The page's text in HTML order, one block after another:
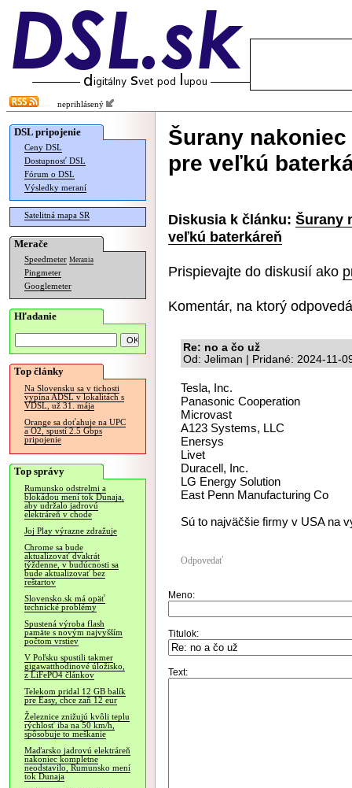
neprihlásený
DSL pripojenie
Ceny DSL
Dostupnosť DSL
Fórum o DSL
Výsledky meraní
Satelitná mapa SR
Merače
Speedmeter Merania
Pingmeter
Googlemeter
Hľadanie
Top články
Na Slovensku sa v tichosti
vypína ADSL v lokalitách s
VDSL, už 31. mája
Orange sa doťahuje na UPC
a O2, spustí 2.5 Gbps
pripojenie
Top správy
Rumunsko odstrelmi a
blokádou mení tok Dunaja,
aby udržalo jadrovú
elektráreň v chode
Joj Play výrazne zdražuje
Chrome sa bude
aktualizovať dvakrát
týždenne, v budúcnosti sa
bude aktualizovať bez
reštartov
Slovensko.sk má opäť
technické problémy
Spustená výroba flash
pamäte s novým najvyšším
počtom vrstiev
V Poľsku spustili takmer
gigawatthodinové úložisko,
z LiFePO4 článkov
Telekom pridal 12 GB balík
pre Easy, chce zaň 12 eur
Železnice znižujú kvôli teplu
rýchlosť iba na 50 km/h,
spôsobuje to meškanie
Maďarsko jadrovú elektráreň
nakoniec kompletne
neodstavilo, Rumunsko mení
tok Dunaja
Šurany
pre veľkú
Diskusia k článku: Šurany
veľkú baterkáreň
Prispievajte do diskusií ako
Komentár, na ktorý
Re: no a čo už
Od: Jeliman | Pridané: 2024-11-
Tesla, Inc.
Panasonic Cooperation
Microvast
A123 Systems, LLC
Enersys
Livet
Duracell, Inc.
LG Energy Solution
East Penn Manufacturing Co
Sú to najväčšie firmy v USA na
Odpovedať
Meno:
Titulok:
Text: